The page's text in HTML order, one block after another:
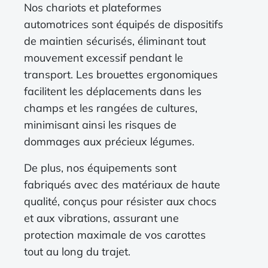
Nos chariots et plateformes
automotrices sont équipés de dispositifs
de maintien sécurisés, éliminant tout
mouvement excessif pendant le
transport. Les brouettes ergonomiques
facilitent les déplacements dans les
champs et les rangées de cultures,
minimisant ainsi les risques de
dommages aux précieux légumes.
De plus, nos équipements sont
fabriqués avec des matériaux de haute
qualité, conçus pour résister aux chocs
et aux vibrations, assurant une
protection maximale de vos carottes
tout au long du trajet.